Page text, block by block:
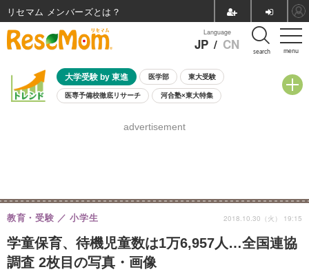
menu
Language
JP / CN search
大学受験 by 東進 医学部 東大受験
医専予備校徹底リサーチ 河合塾×東大特集
8月開催学校説明会・相談会
advertisement
学童保育、待機児童数は1万6,957人…全国連協
調査 2枚目の写真・画像
教育・受験 小学生 2018.10.30（火） 19:15
リセマム メンバーズ